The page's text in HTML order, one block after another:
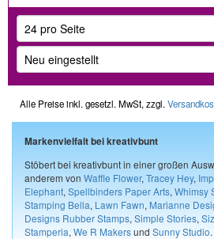
Alle Preise inkl. gesetzl. MwSt, zzgl.
Markenvielfalt bei kreativbunt
Stöbert bei kreativbunt in einer großen
anderem von Waffle Flower, Tracey Hey,
Elephant, Spellbinders Paper Arts, Whimsy
Stamping Bella, Lawn Fawn, Marianne
Designs Rubber Stamps, Simple Stories,
Stamperia, We R Makersund Sunny Studio.